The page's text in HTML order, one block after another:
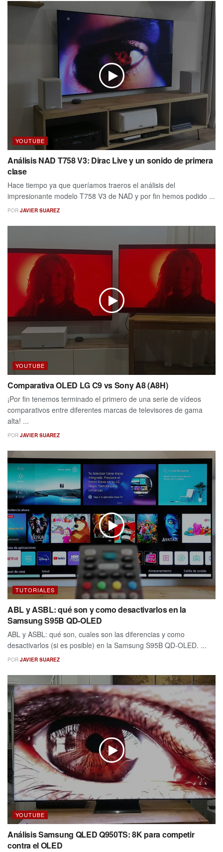
YOUTUBE
Análisis NAD T758 V3: Dirac Live y un sonido de primera
clase
Hace tiempo ya que queríamos traeros el análisis del
impresionante modelo T758 V3 de NAD y por fin hemos podido ...
POR JAVIER SUAREZ
YOUTUBE
Comparativa OLED LG C9 vs Sony A8 (A8H)
¡Por fin tenemos terminado el primero de una serie de vídeos
comparativos entre diferentes marcas de televisores de gama
alta! ...
POR JAVIER SUAREZ
TUTORIALES
ABL y ASBL: qué son y como desactivarlos en la
Samsung S95B QD-OLED
ABL y ASBL: qué son, cuales son las diferencias y como
desactivarlos (si es posible) en la Samsung S95B QD-OLED. ...
POR JAVIER SUAREZ
YOUTUBE
Análisis Samsung QLED Q950TS: 8K para competir
contra el OLED